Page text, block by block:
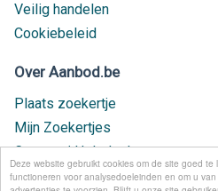
Deze website gebruikt cookies om de site goed te
functioneren voor analysedoeleinden en om u
Veilig handelen
Cookiebeleid
Over Aanbod.be
Plaats zoekertje
Mijn Zoekertjes
Contact / Helpdesk
Nieuw geplaatst